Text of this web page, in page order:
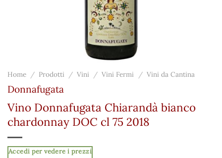
Home / Prodotti / Vini / Vini Fermi / Vini da Cantina
Donnafugata
Vino Donnafugata Chiarandà bianco
chardonnay DOC cl 75 2018
Accedi per vedere i prezzi